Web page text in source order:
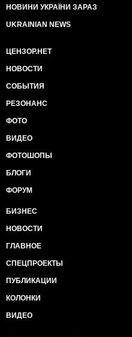
НОВИНИ УКРАЇНИ ЗАРАЗ
UKRAINIAN NEWS
ЦЕНЗОР.НЕТ
НОВОСТИ
СОБЫТИЯ
РЕЗОНАНС
ФОТО
ВИДЕО
ФОТОШОПЫ
БЛОГИ
ФОРУМ
БИЗНЕС
НОВОСТИ
ГЛАВНОЕ
СПЕЦПРОЕКТЫ
ПУБЛИКАЦИИ
КОЛОНКИ
ВИДЕО